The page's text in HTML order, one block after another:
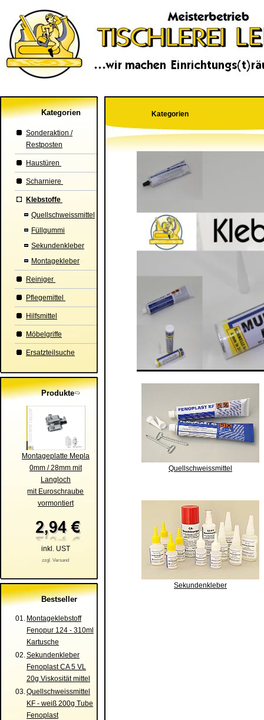
Kategorien
Sonderaktion /
Restposten
Haustüren
Scharniere
Klebstoffe
Quellschweissmittel
Füllgummi
Sekundenkleber
Montagekleber
Reiniger
Pflegemittel
Hilfsmittel
Möbelgriffe
Ersatzteilsuche
Produkte
Montageplatte Mepla
0mm / 28mm mit
Langloch
mit Euroschraube
vormontiert
inkl. UST
zzgl. Versand
Bestseller
01. Montageklebstoff
Fenopur 124 - 310ml
Kartusche
02.Sekundenkleber
Fenoplast CA 5 VL
20g Viskosität mittel
03.Quellschweissmittel
KF - weiß 200g Tube
Fenoplast
Kategorien
Quellschweissmittel
Sekundenkleber